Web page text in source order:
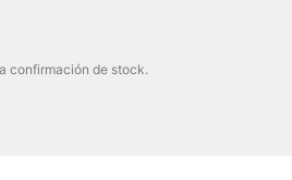
confirmación de stock.